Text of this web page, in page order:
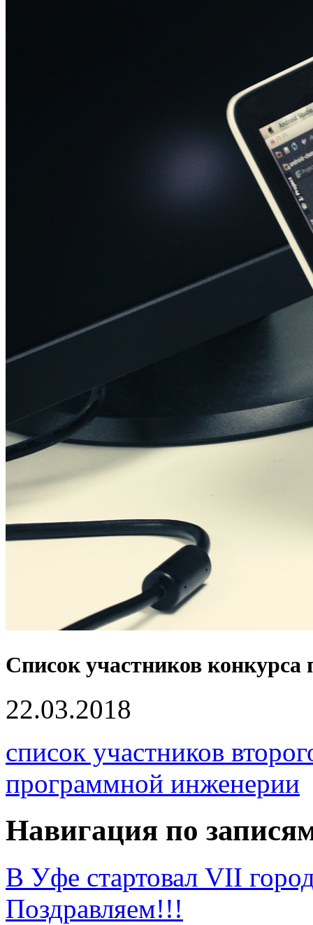
Список участников
22.03.2018
список участников
программной инженерии
Навигация по
В Уфе стартовал VII
Поздравляем!!!